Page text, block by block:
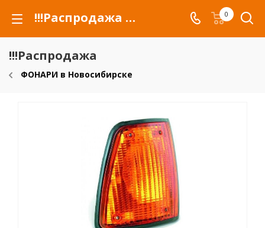
!!!Распродажа для автомобилей российских марок и сельхозтехники 0
!!!Распродажа
ФОНАРИ в Новосибирске